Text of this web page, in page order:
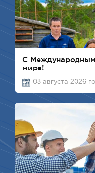
C
мира!
08 августа 2026